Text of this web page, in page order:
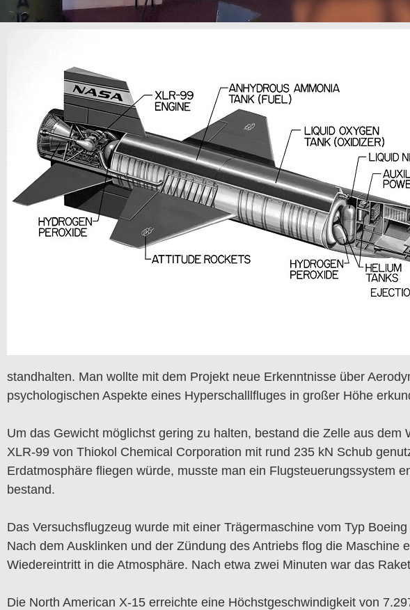
standhalten. Man wollte mit dem Projekt neue Erkenntnisse über
psychologischen Aspekte eines Hyperschalllfluges in großer Höhe
Um das Gewicht möglichst gering zu halten, bestand die Zelle aus
XLR-99 von Thiokol Chemical Corporation mit rund 235 kN Schub
Erdatmosphäre fliegen würde, musste man ein Flugsteuerungssystem
bestand.
Das Versuchsflugzeug wurde mit einer Trägermaschine vom Typ
Nach dem Ausklinken und der Zündung des Antriebs flog die
Wiedereintritt in die Atmosphäre. Nach etwa zwei Minuten war das
Die North American X-15 erreichte eine Höchstgeschwindigkeit von